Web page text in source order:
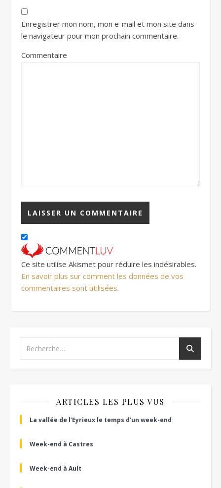
Enregistrer mon nom, mon e-mail et mon site dans
le navigateur pour mon prochain commentaire.
Commentaire
Ce site utilise Akismet pour réduire les indésirables.
En savoir plus sur comment les données de vos
commentaires sont utilisées.
ARTICLES LES PLUS VUS
La vallée de l’Eyrieux le temps d’un week-end
Week-end à Castres
Week-end à Ault